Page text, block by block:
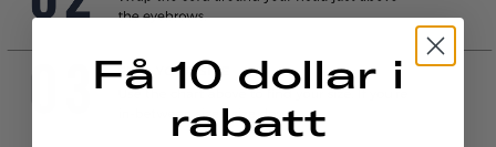
Få 10 dollar i
rabatt